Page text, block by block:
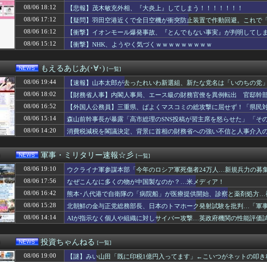
【学力調査】動画・SNSの時間長いほど低い正答率 端末活用なら高く
偽警察官「お前を家宅捜索する！自宅に現金があると逮捕されるぞ！」→4億千万円
【マンガワン問題】第三者委報告書の編集者「G氏」は成田卓哉氏...Xで謝罪
兵庫・斎藤知事、超有能だった・・・「県の海外事務所はすべて閉鎖で。直営する
株式投資、若年男性の自信喪失の原因に-6割超が「人生の敗者」自認
英語聞き取れなさすぎワロタｗｗ
【悲報】かもしれない運転、限界突破…ガキミサイルにネット震撼
韓国の飲食店で「こぼれたビールを再提供？」…衝撃映像が拡散、衛生管理に批判
【外国人公務員】三重県、ぱよくマスコミの総攻撃に屈せず！「県民対象アンケー
底辺高校出身だけど勉強しまくって上位大学に進学した結果w
母がUFOを見たって言ってきたんだが…
30歳以上でアルバイトしてるおっさんの正体ｗｗ
熊本･八代港で自衛隊の「病院船」が医療提供開始、診察と薬剤処方…被災者向け大
経済崩壊の中国・広東省の工場にて経営者が従業員に半年以上給料未払いした挙句
【悲報】石破茂さん「高市内閣のやり方は強引だ！」支持率下落の理由を指摘 → ﾈ...
【悲報】韓国在住日本人女性、ライブ配信で自殺…8万人が閲覧
【セール】Kindleストア｢まとめ買いキャンペーン1週目｣や｢集英社のマンガ...
【衝撃】イオンモール爆発事故、『とんでもない事実』が判明してしまう・・・・
【知ってた速報】サヨク界隈「首相官邸の高市熊本訪問動画にBGMが付いてる！災害
【ワロタ】トランプ大統領とホワイトハウス、ナルトに自分の顔を合成して投稿 日
中国に上陸する台風13号が絶妙なコースを辿っている！と話題に、中国の重要都市
日本人女性インフルエンサー、ライブ配信中に自殺
【画像】ディズニーのおいなり巻（600円）、卑猥すぎて賛否両論ｗｗｗｗｗｗｗｗ
三浪して春から医学生だけど大学生活に馴染めるか不安で咽び泣く
【事件】総額43億円超、人気アニメグッズを"大量注文しキャンセル"女逮捕…ネッ...
【画像あり】松屋さん、食器の返却のみならず「仕分け」まで客にやらせてしまう
【高市首相】「私が総裁かどうかとは分けて」 消費減税「2年後に私の責任で戻す
08/06 18:12
【悲報】茂木敏充外相、『大炎上』してしまう！！！！！！！
08/06 17:12
【疑問】羽田空港近くで全日空機が衝突防止装置で作動回避。これで
08/06 16:12
【衝撃】イオンモール爆発事故、『とんでもない事実』が判明してし
08/06 15:12
【衝撃】NHK、ようやく気づくｗｗｗｗｗｗｗｗｗ
もえるあじあ(･∀･) [一覧]
08/06 19:44
【速報】山本太郎が去ったれいわ新選組、新たな党名は「いのちの党
08/06 18:02
【財務省人事】内閣人事局、エース級の財務官僚を異例転出 官邸
などを歴任 、岸田首相の後輩
08/06 16:52
【外国人公務員】三重県、ぱよくマスコミの総攻撃に屈せず！「県民
は差別に該当しない」結果を公表する方針
08/06 15:14
森山前幹事長が暴露「高市総理のSNS投稿が習主席を怒らせた」 「
こじらせる大きなきっかけになった」
08/06 14:20
消費税減税を閣議決定、背景に首相の財務省への強い不信と人事介
軍事・ミリタリー速報☆彡 [一覧]
08/06 19:10
ウクライナ軍参謀本部「今年のロシア軍死傷者24万人…新規兵力の募
08/06 17:56
なぜこんなに多くの物が中国製なのか？…米メディア！
08/06 16:42
熊本･八代港で自衛隊の「病院船」が医療提供開始、診察と薬剤処方…
08/06 15:28
北朝鮮の金与正党総務部長、日本のトマホーク発射試験を批判…「軍
08/06 14:14
AIが指示なく個人や組織に対しサイバー攻撃…英政府機関の性能評価
投資ちゃんねる [一覧]
08/06 19:00
【謎】みい山田「既に印税1億円入ってます」←こいつがネットの叩